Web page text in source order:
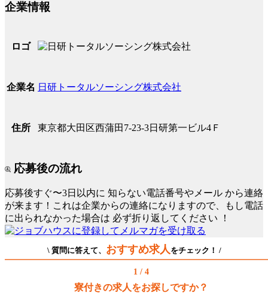
企業情報
ロゴ
企業名 日研トータルソーシング株式会社
住所 東京都大田区西蒲田7-23-3日研第一ビル4Ｆ
応募後の流れ
応募後すぐ〜3日以内に 知らない電話番号やメール から連絡
が来ます！これは企業からの連絡になりますので、もし電話
に出られなかった場合は 必ず折り返してください ！
\ 質問に答えて、 おすすめ求人をチェック！ /
1 / 4
寮付きの求人をお探しですか？